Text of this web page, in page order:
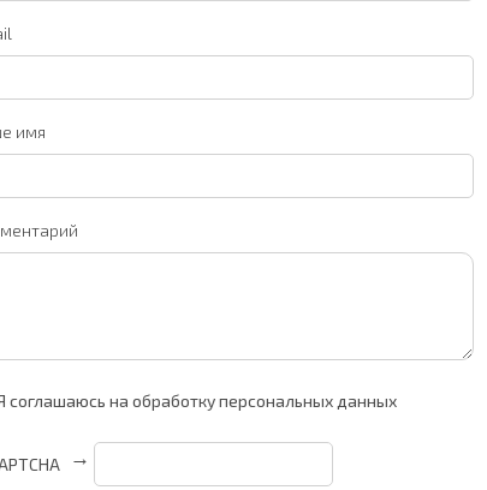
имя
соглашаюсь на обработку персональных данных
→